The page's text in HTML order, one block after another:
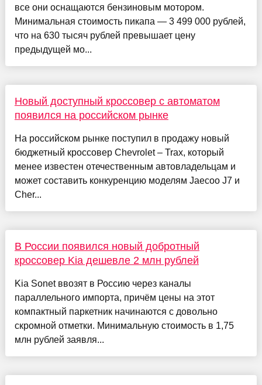
все они оснащаются бензиновым мотором.
Минимальная стоимость пикапа — 3 499 000 рублей,
что на 630 тысяч рублей превышает цену
предыдущей мо...
Новый доступный кроссовер с автоматом
появился на российском рынке
На российском рынке поступил в продажу новый
бюджетный кроссовер Chevrolet – Trax, который
менее известен отечественным автовладельцам и
может составить конкуренцию моделям Jaecoo J7 и
Cher...
В России появился новый добротный
кроссовер Kia дешевле 2 млн рублей
Kia Sonet ввозят в Россию через каналы
параллельного импорта, причём цены на этот
компактный паркетник начинаются с довольно
скромной отметки. Минимальную стоимость в 1,75
млн рублей заявля...